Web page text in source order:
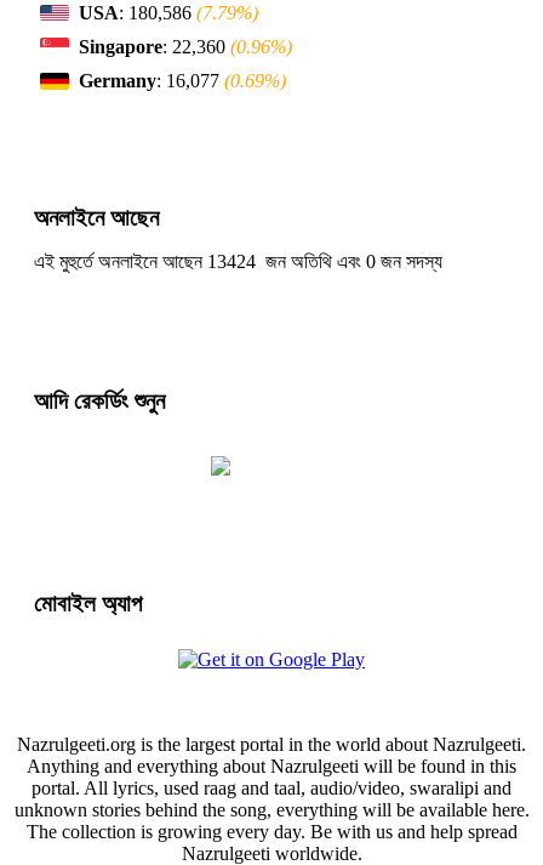
USA: 180,586 (7.79%)
Singapore: 22,360 (0.96%)
Germany: 16,077 (0.69%)
অনলাইনে আছেন
এই মুহুর্তে অনলাইনে আছেন 13424 জন অতিথি এবং 0 জন সদস্য
আদি রেকর্ডিং শুনুন
মোবাইল অ্যাপ
Nazrulgeeti.org is the largest portal in the world about Nazrulgeeti.
Anything and everything about Nazrulgeeti will be found in this
portal. All lyrics, used raag and taal, audio/video, swaralipi and
unknown stories behind the song, everything will be available here.
The collection is growing every day. Be with us and help spread
Nazrulgeeti worldwide.